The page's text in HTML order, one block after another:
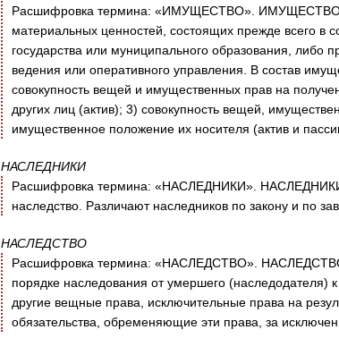
Расшифровка термина: «ИМУЩЕСТВО». ИМУЩЕСТВО
материальных ценностей, состоящих прежде всего в
государства или муниципального образования, либо
ведения или оперативного управления. В состав
совокупность вещей и имущественных прав на
других лиц (актив); 3) совокупность вещей,
имущественное положение их носителя (актив и
НАСЛЕДНИКИ
Расшифровка термина: «НАСЛЕДНИКИ».
наследство. Различают наследников по закону и по
НАСЛЕДСТВО
Расшифровка термина: «НАСЛЕДСТВО».
порядке наследования от умершего (наследодателя)
другие вещные права, исключительные права на
обязательства, обременяющие эти права, за